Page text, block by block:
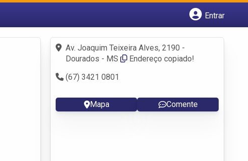
Entrar
Fazer login
Criar conta
Av. Joaquim Teixeira Alves, 2190 -
Dourados - MS
Endereço copiado!
(67) 3421 0801
Mapa Comente